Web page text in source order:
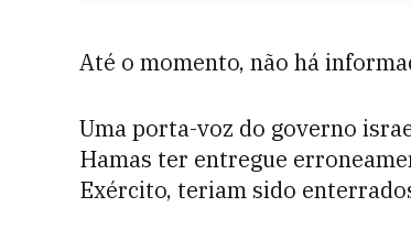
Até o momento, não há
Uma porta-voz do governo
Hamas ter entregue
Exército, teriam sido